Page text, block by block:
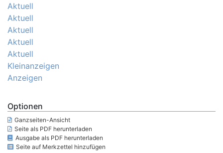
Aktuell
Aktuell
Aktuell
Aktuell
Aktuell
Kleinanzeigen
Anzeigen
Optionen
Ganzseiten-Ansicht
Seite als PDF herunterladen
Ausgabe als PDF herunterladen
Seite auf Merkzettel hinzufügen